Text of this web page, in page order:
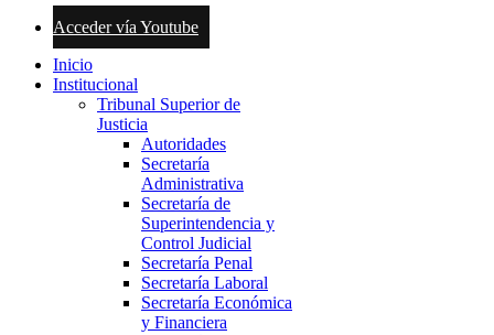
Acceder vía Youtube
Inicio
Institucional
Tribunal Superior de
Justicia
Autoridades
Secretaría
Administrativa
Secretaría de
Superintendencia y
Control Judicial
Secretaría Penal
Secretaría Laboral
Secretaría Económica
y Financiera